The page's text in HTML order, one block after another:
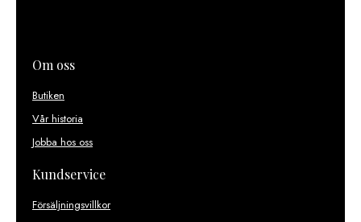
Om oss
Butiken
Vår historia
Jobba hos oss
Kundservice
Försäljningsvillkor